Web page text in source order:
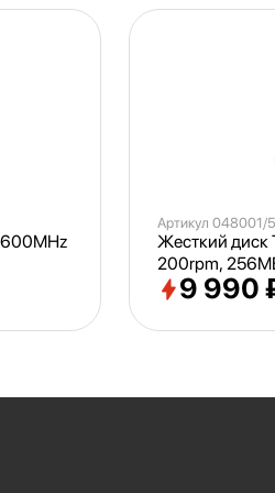
Артикул048001/
Жесткий диск
200rpm,
9 990